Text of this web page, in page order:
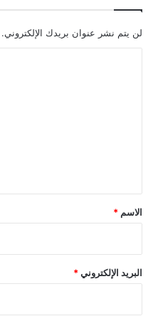
لن يتم نشر عنوان بريدك الإلكتروني.
*
الاسم *
البريد الإلكتروني *